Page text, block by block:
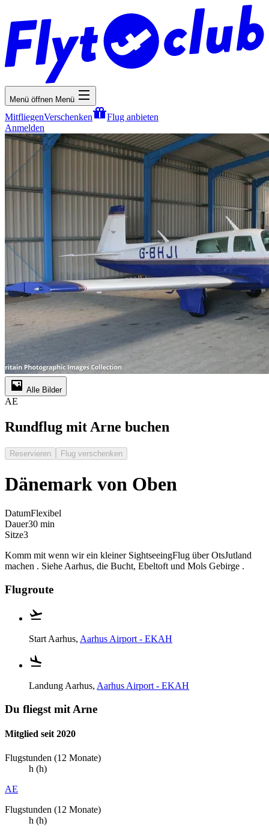
Menü öffnen Menü
MitfliegenVerschenken
Flug anbieten
Anmelden
Alle Bilder
AE
Rundflug mit Arne buchen
Reservieren Flug verschenken
Dänemark von Oben
DatumFlexibel
Dauer30 min
Sitze3
Komm mit wenn wir ein kleiner SightseeingFlug über OtsJutland
machen . Siehe Aarhus, die Bucht, Ebeltoft und Mols Gebirge .
Flugroute
Start Aarhus, Aarhus Airport - EKAH
Landung Aarhus, Aarhus Airport - EKAH
Du fliegst mit Arne
Mitglied seit 2020
Flugstunden (12 Monate)
h (h)
AE
Flugstunden (12 Monate)
h (h)